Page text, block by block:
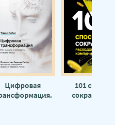
Цифровая
101 способ
сокращения